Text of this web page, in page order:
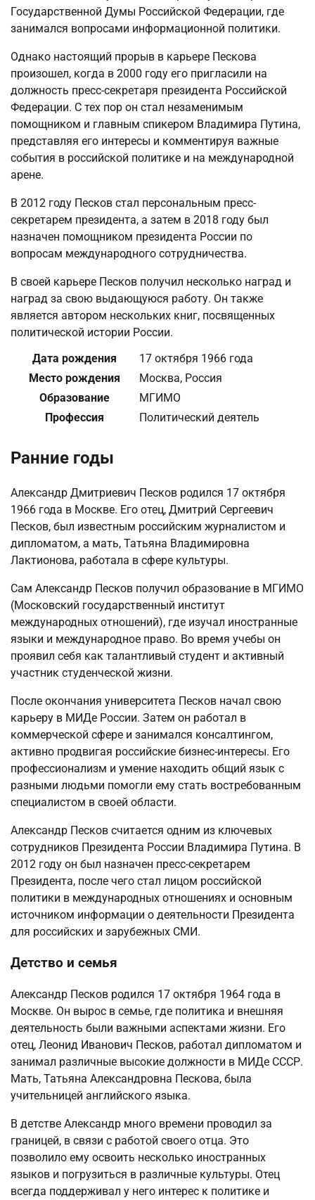
Государственной Думы Российской Федерации, где
занимался вопросами информационной политики.
Однако настоящий прорыв в карьере Пескова
произошел, когда в 2000 году его пригласили на
должность пресс-секретаря президента Российской
Федерации. С тех пор он стал незаменимым
помощником и главным спикером Владимира Путина,
представляя его интересы и комментируя важные
события в российской политике и на международной
арене.
В 2012 году Песков стал персональным пресс-
секретарем президента, а затем в 2018 году был
назначен помощником президента России по
вопросам международного сотрудничества.
В своей карьере Песков получил несколько наград и
наград за свою выдающуюся работу. Он также
является автором нескольких книг, посвященных
политической истории России.
Дата рождения
17 октября 1966 года
Место рождения
Москва, Россия
Образование
МГИМО
Профессия
Политический деятель
Ранние годы
Александр Дмитриевич Песков родился 17 октября
1966 года в Москве. Его отец, Дмитрий Сергеевич
Песков, был известным российским журналистом и
дипломатом, а мать, Татьяна Владимировна
Лактионова, работала в сфере культуры.
Сам Александр Песков получил образование в МГИМО
(Московский государственный институт
международных отношений), где изучал иностранные
языки и международное право. Во время учебы он
проявил себя как талантливый студент и активный
участник студенческой жизни.
После окончания университета Песков начал свою
карьеру в МИДе России. Затем он работал в
коммерческой сфере и занимался консалтингом,
активно продвигая российские бизнес-интересы. Его
профессионализм и умение находить общий язык с
разными людьми помогли ему стать востребованным
специалистом в своей области.
Александр Песков считается одним из ключевых
сотрудников Президента России Владимира Путина. В
2012 году он был назначен пресс-секретарем
Президента, после чего стал лицом российской
политики в международных отношениях и основным
источником информации о деятельности Президента
для российских и зарубежных СМИ.
Детство и семья
Александр Песков родился 17 октября 1964 года в
Москве. Он вырос в семье, где политика и внешняя
деятельность были важными аспектами жизни. Его
отец, Леонид Иванович Песков, работал дипломатом и
занимал различные высокие должности в МИДе СССР.
Мать, Татьяна Александровна Пескова, была
учительницей английского языка.
В детстве Александр много времени проводил за
границей, в связи с работой своего отца. Это
позволило ему освоить несколько иностранных
языков и погрузиться в различные культуры. Отец
всегда поддерживал у него интерес к политике и